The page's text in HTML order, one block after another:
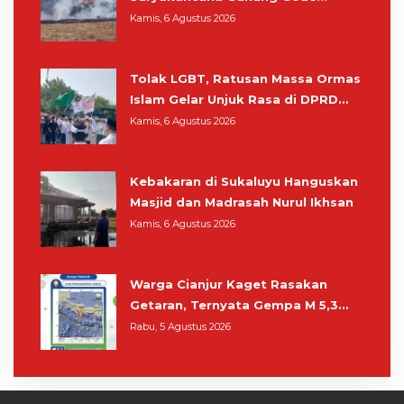
Pangrango, Relawan dan Warga
Kamis, 6 Agustus 2026
Tolak LGBT, Ratusan Massa Ormas
Islam Gelar Unjuk Rasa di DPRD
Cianjur
Kamis, 6 Agustus 2026
Kebakaran di Sukaluyu Hanguskan
Masjid dan Madrasah Nurul Ikhsan
Kamis, 6 Agustus 2026
Warga Cianjur Kaget Rasakan
Getaran, Ternyata Gempa M 5,3
Berpusat di Pangandaran
Rabu, 5 Agustus 2026